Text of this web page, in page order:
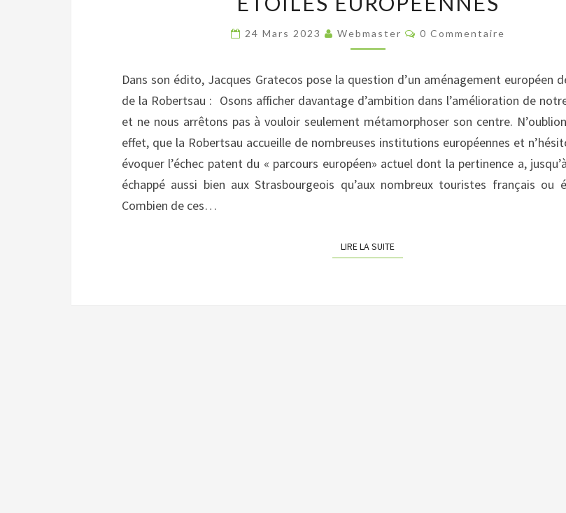
LA
286
:
ROBERTSAU
–
WACKEN,
PORTE
EUROPÉENNES
24 Mars 2023 Webmaster Commentaires
0 Commentaire
Dans son édito, Jacques Gratecos pose la question d’un aménagement européen
de la Robertsau : Osons afficher davantage d’ambition dans l’amélioration de
et ne nous arrêtons pas à vouloir seulement métamorphoser son centre.
effet, que la Robertsau accueille de nombreuses institutions européennes et
évoquer l’échec patent du « parcours européen» actuel dont la pertinence a,
échappé aussi bien aux Strasbourgeois qu’aux nombreux touristes français ou
Combien de ces…
LIRE LA SUITELIRE LA SUITE